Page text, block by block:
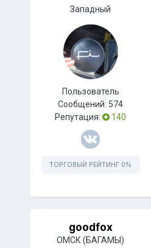
Западный
Пользователь
Сообщений: 574
Репутация:
140
ТОРГОВЫЙ РЕЙТИНГ 0%
goodfox
ОМСК (БАГАМЫ)